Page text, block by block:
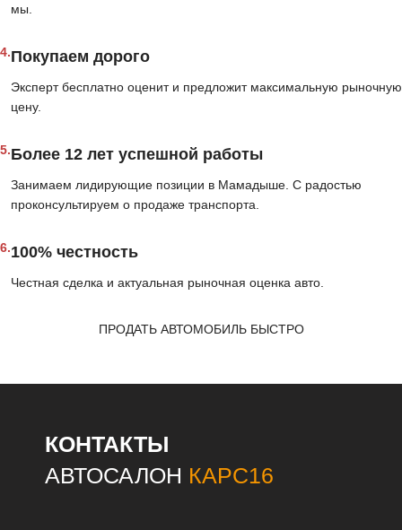
мы.
4.Покупаем дорого
Эксперт бесплатно оценит и предложит максимальную рыночную
цену.
5.Более 12 лет успешной работы
Занимаем лидирующие позиции в Мамадыше. С радостью
проконсультируем о продаже транспорта.
6.100% честность
Честная сделка и актуальная рыночная оценка авто.
ПРОДАТЬ АВТОМОБИЛЬ БЫСТРО
КОНТАКТЫ
АВТОСАЛОН КАРС16